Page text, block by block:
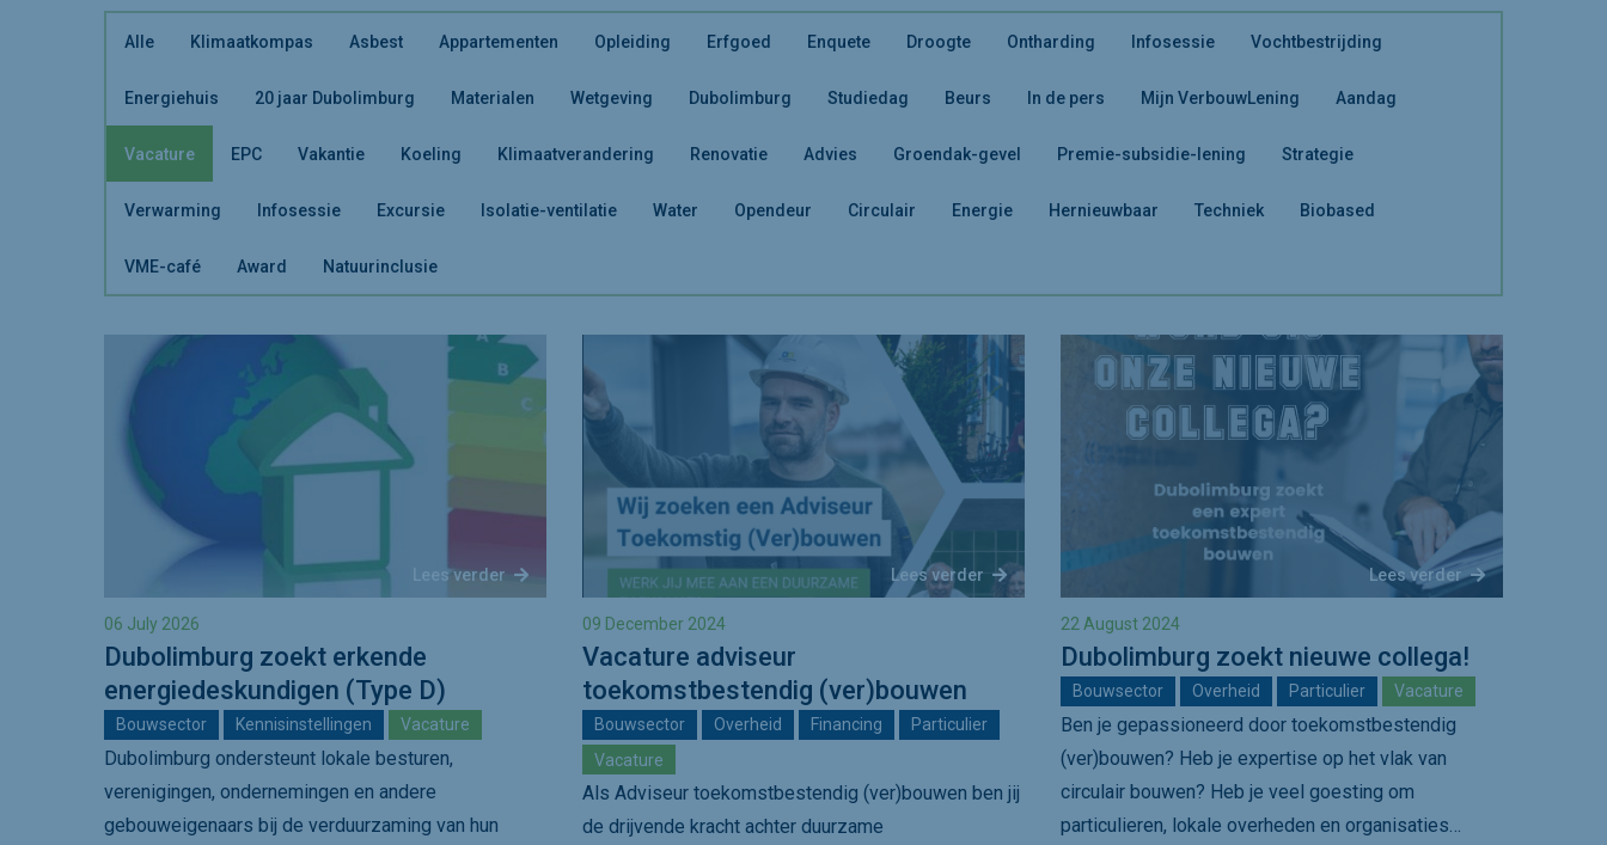
Alle Klimaatkompas Asbest Appartementen Opleiding Erfgoed Enquete Droogte Ontharding Infosessie Vochtbestrijding
Energiehuis 20 jaar Dubolimburg Materialen Wetgeving Dubolimburg Studiedag Beurs In de pers Mijn VerbouwLening Aandag
Vacature EPC Vakantie Koeling Klimaatverandering Renovatie Advies Groendak-gevel Premie-subsidie-lening Strategie
Verwarming Infosessie Excursie Isolatie-ventilatie Water Opendeur Circulair Energie Hernieuwbaar Techniek Biobased
VME-café Award Natuurinclusie
Lees verder
06 July 2026
Dubolimburg zoekt erkende
energiedeskundigen (Type D)
Bouwsector Kennisinstellingen Vacature
Dubolimburg ondersteunt lokale besturen,
verenigingen, ondernemingen en andere
gebouweigenaars bij de verduurzaming van hun
Lees verder
09 December 2024
Vacature adviseur
toekomstbestendig (ver)bouwen
Bouwsector Overheid Financing
Particulier
Vacature
Als Adviseur toekomstbestendig (ver)bouwen ben jij
de drijvende kracht achter duurzame
Lees verder
22 August 2024
Dubolimburg zoekt nieuwe collega!
Bouwsector Overheid Particulier Vacature
Ben je gepassioneerd door toekomstbestendig
(ver)bouwen? Heb je expertise op het vlak van
circulair bouwen? Heb je veel goesting om
particulieren, lokale overheden en organisaties…